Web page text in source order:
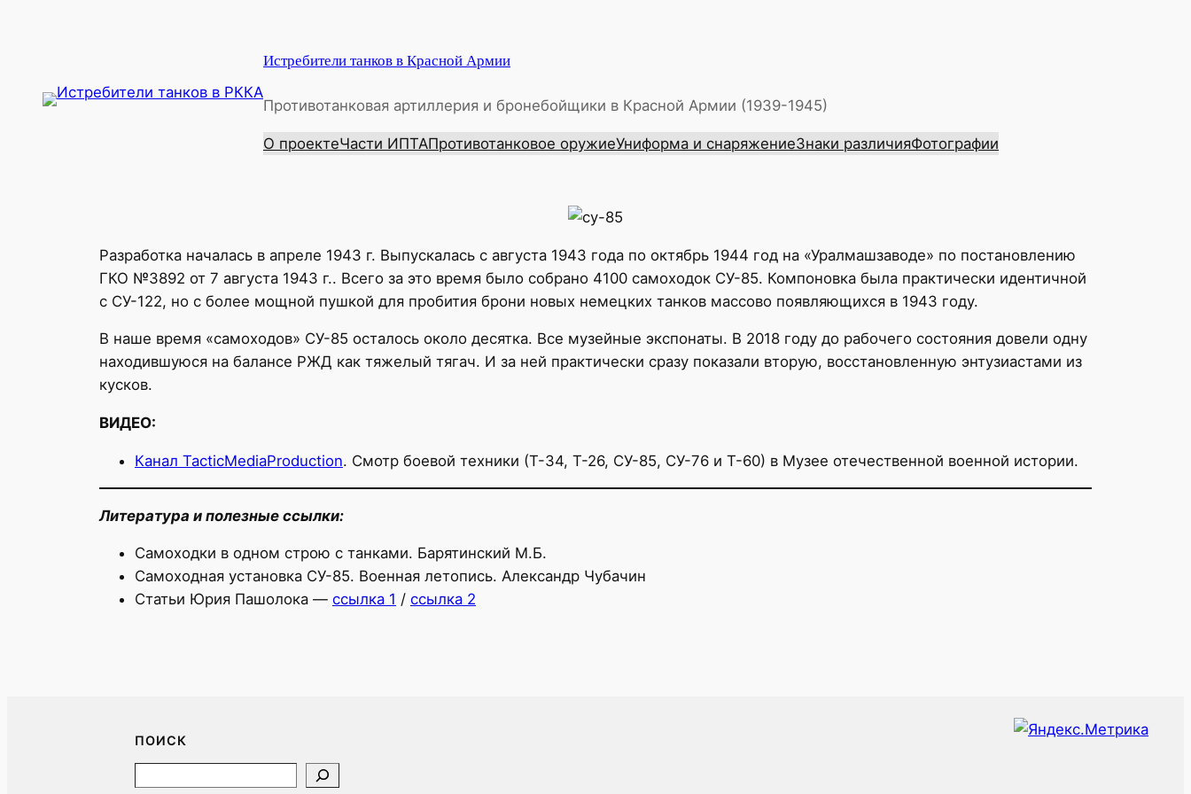
Истребители танков в Красной Армии
Противотанковая артиллерия и бронебойщики в Красной Армии (1939-1945)
О проектеЧасти ИПТАПротивотанковое оружиеУниформа и снаряжениеЗнаки различияФотографии
Разработка началась в апреле 1943 г. Выпускалась с августа 1943 года по октябрь 1944 год на «Уралмашзаводе» по постановлению
ГКО №3892 от 7 августа 1943 г.. Всего за это время было собрано 4100 самоходок СУ-85. Компоновка была практически идентичной
с СУ-122, но с более мощной пушкой для пробития брони новых немецких танков массово появляющихся в 1943 году.
В наше время «самоходов» СУ-85 осталось около десятка. Все музейные экспонаты. В 2018 году до рабочего состояния довели одну
находившуюся на балансе РЖД как тяжелый тягач. И за ней практически сразу показали вторую, восстановленную энтузиастами из
кусков.
ВИДЕО:
Канал TacticMediaProduction. Смотр боевой техники (Т-34, Т-26, СУ-85, СУ-76 и Т-60) в Музее отечественной военной истории.
Литература и полезные ссылки:
Самоходки в одном строю с танками. Барятинский М.Б.
Самоходная установка СУ-85. Военная летопись. Александр Чубачин
Статьи Юрия Пашолока — ссылка 1 / ссылка 2
ПОИСК